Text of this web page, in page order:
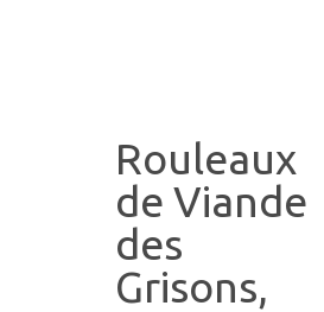
Rouleaux
de Viande
des
Grisons,